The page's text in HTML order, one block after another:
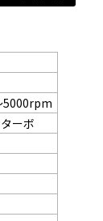
5000rpm
ーボ